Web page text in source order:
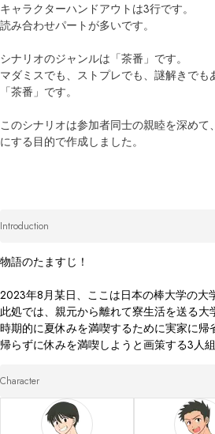
キャラクターハンドアウトは3行です。
読み合わせパートが多いです。
シナリオのジャンルは「茶番」です。
マダミスでも、ストプレでも、謎解きでも
「茶番」です。
このシナリオは参加者同士の親睦を深め
にする目的で作成しました。
Introduction
物語のたますじ！
2023年8月某日、ここは日本の棒大学の大
此処では、親元から離れて寮生活を送る大
時期的に夏休みを満喫するために実家に
帰らずに休みを満喫しようと画策する3
Character